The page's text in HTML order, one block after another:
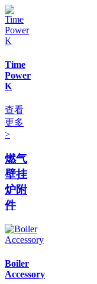
Time
Power
K
查看
更多
>
燃气
壁挂
炉附
件
Boiler
Accessory